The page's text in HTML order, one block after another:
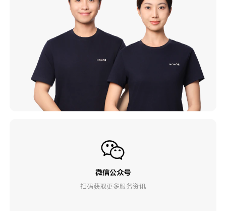
微信公众号
扫码获取更多服务资讯